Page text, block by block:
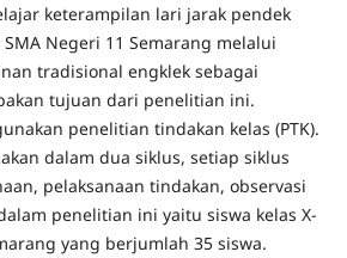
keterampilan lari jarak pendek
SMA Negeri 11 Semarang melalui
tradisional engklek sebagai
tujuan dari penelitian ini.
penelitian tindakan kelas (PTK).
dalam dua siklus, setiap siklus
pelaksanaan tindakan, observasi
penelitian ini yaitu siswa kelas X-
yang berjumlah 35 siswa.